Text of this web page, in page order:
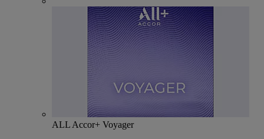
ALL Accor+ Voyager